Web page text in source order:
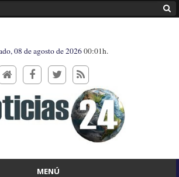
08 de agosto de 202600:01h.
MENÚ